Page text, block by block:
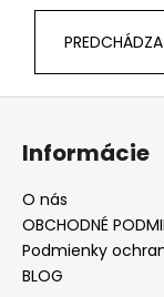
Informácie
O nás
OBCHODNÉ
Podmienky
BLOG